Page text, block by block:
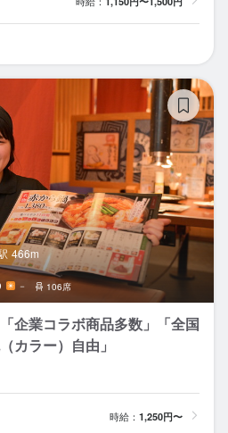
466m
－ 106席
企業コラボ商品多数」「全国
カラー）自由」
時給： 1,250円〜